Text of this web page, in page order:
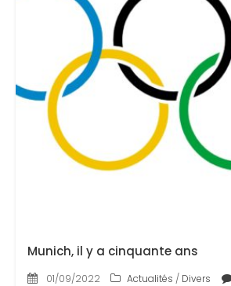
Munich, il y a cinquante ans
01/09/2022 Actualités / Divers